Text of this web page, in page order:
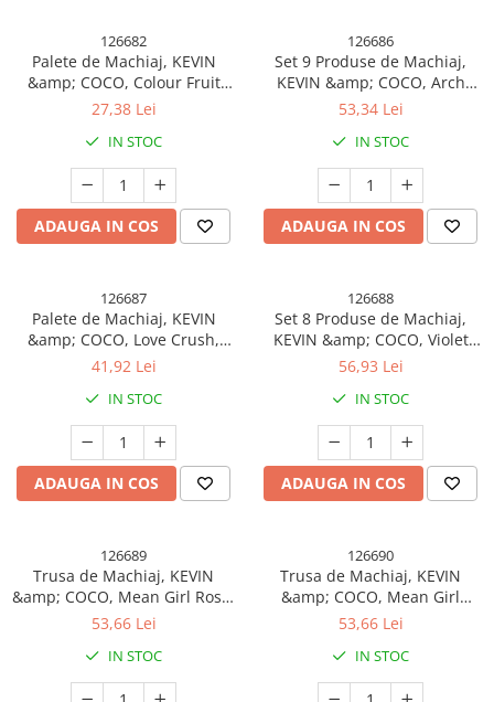
126682
Palete de Machiaj, KEVIN
&amp; COCO, Colour Fruit
Party, Fard de Pleoape, 20
27,38 Lei
IN STOC
ADAUGA IN COS
126686
Set 9 Produse de Machiaj,
KEVIN &amp; COCO, Arch
Circus, 27 culori, 17 x 22.5 x
53,34 Lei
IN STOC
ADAUGA IN COS
126687
Palete de Machiaj, KEVIN
&amp; COCO, Love Crush,
Fard de Pleoape, 45 culori,
41,92 Lei
IN STOC
ADAUGA IN COS
126688
Set 8 Produse de Machiaj,
KEVIN &amp; COCO, Violet
Fairy, 51 culori, 19.5 x 24.5 x
56,93 Lei
IN STOC
ADAUGA IN COS
126689
Trusa de Machiaj, KEVIN
&amp; COCO, Mean Girl Rose,
Fard de Pleoape, Iluminator,
15.7 x 2.4 cm
53,66 Lei
IN STOC
126690
Trusa de Machiaj, KEVIN
&amp; COCO, Mean Girl
Heart, Fard de Pleoape,
culori, 21 x 15.7 x 2.4 cm
53,66 Lei
IN STOC